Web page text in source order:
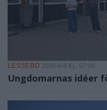
LESSEBO 2026-8-8 KL. 07:00
Ungdomarnas idéer